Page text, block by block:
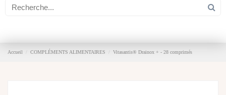
Accueil COMPLÉMENTS ALIMENTAIRES Vitasantis® Drainox + - 28 comprimés